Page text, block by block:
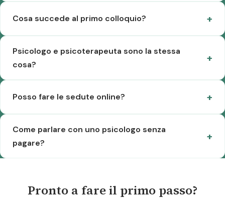
Cosa succede al primo colloquio?
Psicologo e psicoterapeuta sono la stessa
cosa?
Posso fare le sedute online?
Come parlare con uno psicologo senza
pagare?
Pronto a fare il primo passo?